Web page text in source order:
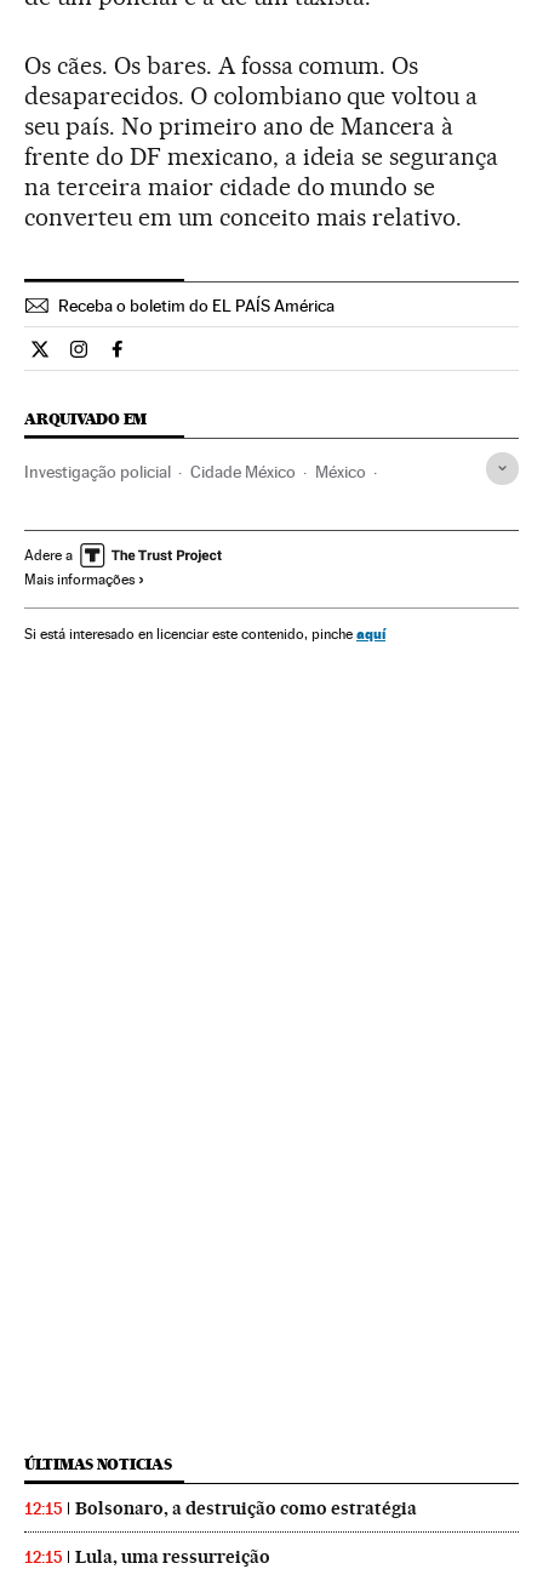
Os cães. Os bares. A fossa comum. Os
desaparecidos. O colombiano que voltou a
seu país. No primeiro ano de Mancera à
frente do DF mexicano, a ideia se segurança
na terceira maior cidade do mundo se
converteu em um conceito mais relativo.
Receba o boletim do EL PAÍS América
Internacional El País Brasil en Twitter
Internacional El País Brasil en Instagram
Internacional El País Brasil en Facebook
ARQUIVADO EM
Investigação policial Cidade México México
América Delitos contra saúde pública
Adere a
Mais informações
Si está interesado en licenciar este contenido, pinche aquí
ÚLTIMAS NOTICIAS
12:15 Bolsonaro, a destruição como estratégia
12:15 Lula, uma ressurreição